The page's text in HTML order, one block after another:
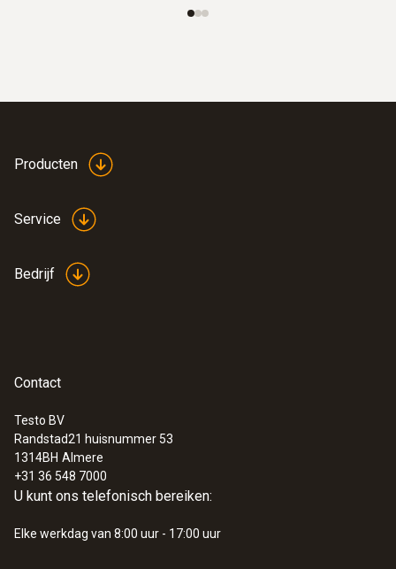
AT, DK, FI, HU, CZ, PL, GR, CH, PT, SI, MT, CY,
:
oppervlaktemetingen (TE type K)
TE-voelerkop voor oppervlaktemetingen (TE
type K)
€ 80,00
Producten
Service
Bedrijf
Contact
Testo BV
Randstad21 huisnummer 53
1314BH Almere
+31 36 548 7000
U kunt ons telefonisch bereiken:
Elke werkdag van 8:00 uur - 17:00 uur